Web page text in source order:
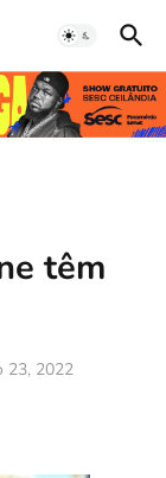
têm
23, 2022